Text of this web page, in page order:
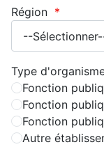
Région *
Type
Fonction
Fonction
Fonction
Autre